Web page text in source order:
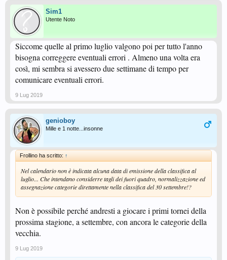
Sim1
Utente Noto
Siccome quelle al primo luglio valgono poi per tutto l'anno
bisogna correggere eventuali errori . Almeno una volta era
così, mi sembra si avessero due settimane di tempo per
comunicare eventuali errori.
9 Lug 2019
genioboy
Mille e 1 notte...insonne
Frollino ha scritto: ↑
Nel calendario non è indicata alcuna data di emissione della classifica al
luglio... Che intendano considerre tagli dei fuori quadro, normalizzazione ed
assegnazione categorie direttamente nella classifica del 30 settembre!?
Non è possibile perché andresti a giocare i primi tornei della
prossima stagione, a settembre, con ancora le categorie della
vecchia.
9 Lug 2019